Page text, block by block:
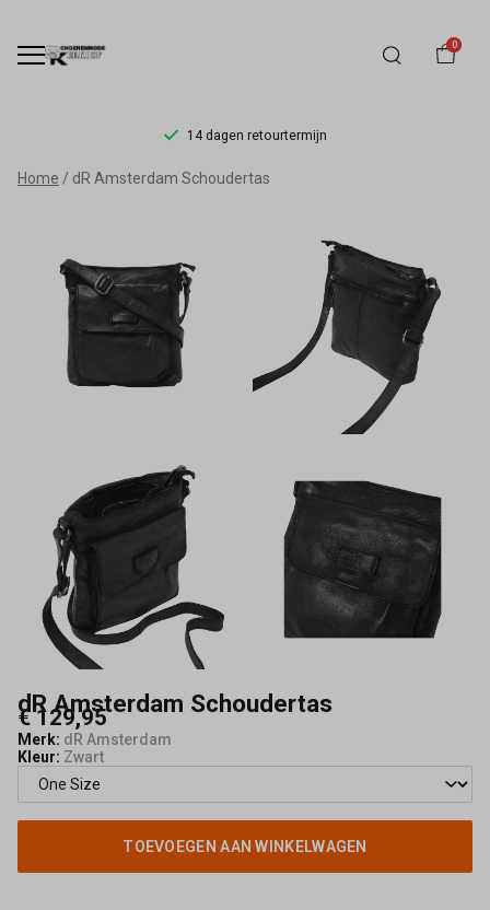
0
14 dagen retourtermijn
dR
Schoudertas
Schoenmode
Home dR Amsterdam Schoudertas
dR Amsterdam Schoudertas
€ 129,95
Merk: dR Amsterdam
Kleur: Zwart
TOEVOEGEN AAN WINKELWAGEN